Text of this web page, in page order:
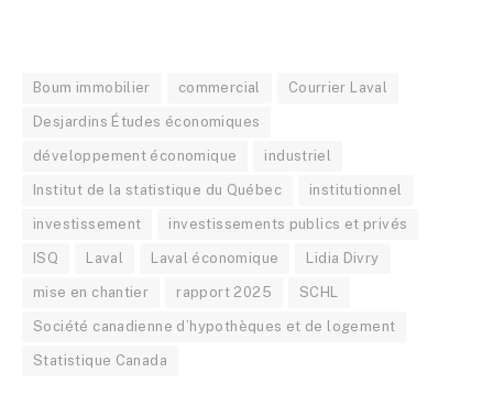
Boum immobilier commercial Courrier Laval
Desjardins Études économiques
développement économique industriel
Institut de la statistique du Québec institutionnel
investissement investissements publics et privés
ISQ Laval Laval économique Lidia Divry
mise en chantier rapport 2025 SCHL
Société canadienne d’hypothèques et de logement
Statistique Canada